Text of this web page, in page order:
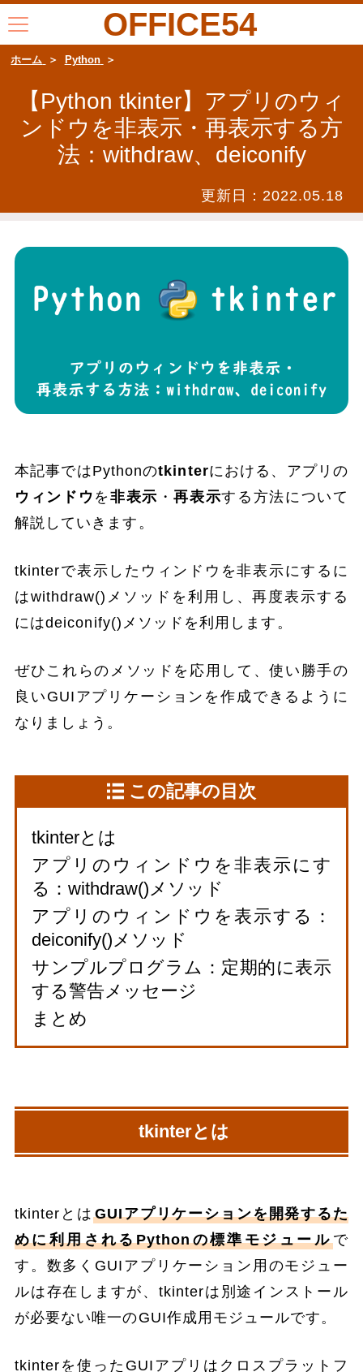
OFFICE54
ホーム Python
【Python tkinter】アプリのウィ
ンドウを非表示・再表示する方
法：withdraw、deiconify
更新日： 2022.05.18
本記事ではPythonのtkinterにおける、アプリの
ウィンドウ を 非表示 ・再表示する方法について
解説していきます。
tkinterで表示したウィンドウを非表示にするに
はwithdraw()メソッドを利用し、再度表示する
にはdeiconify()メソッドを利用します。
ぜひこれらのメソッドを応用して、使い勝手の
良いGUIアプリケーションを作成できるように
なりましょう。
この記事の目次
tkinterとは
アプリのウィンドウを非表示にす
る：withdraw()メソッド
アプリのウィンドウを表示する：
deiconify()メソッド
サンプルプログラム：定期的に表示
する警告メッセージ
まとめ
tkinterとは
tkinterとは GUIアプリケーションを開発するた
めに利用されるPythonの標準モジュールで
す。数多くGUIアプリケーション用のモジュー
ルは存在しますが、tkinterは別途インストール
が必要ない唯一のGUI作成用モジュールです。
tkinterを使ったGUIアプリはクロスプラットフ